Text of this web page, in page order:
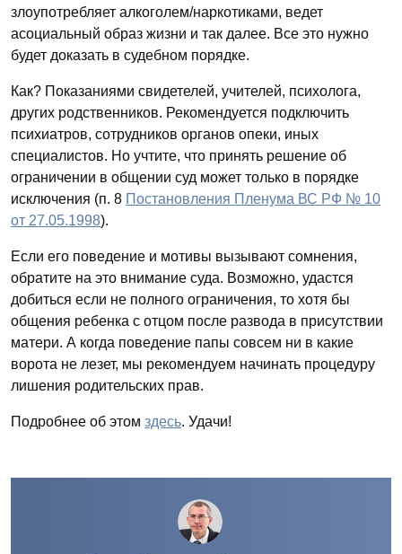
злоупотребляет алкоголем/наркотиками, ведет
асоциальный образ жизни и так далее. Все это нужно
будет доказать в судебном порядке.
Как? Показаниями свидетелей, учителей, психолога,
других родственников. Рекомендуется подключить
психиатров, сотрудников органов опеки, иных
специалистов. Но учтите, что принять решение об
ограничении в общении суд может только в порядке
исключения (п. 8 Постановления Пленума ВС РФ № 10
от 27.05.1998).
Если его поведение и мотивы вызывают сомнения,
обратите на это внимание суда. Возможно, удастся
добиться если не полного ограничения, то хотя бы
общения ребенка с отцом после развода в присутствии
матери. А когда поведение папы совсем ни в какие
ворота не лезет, мы рекомендуем начинать процедуру
лишения родительских прав.
Подробнее об этом здесь. Удачи!